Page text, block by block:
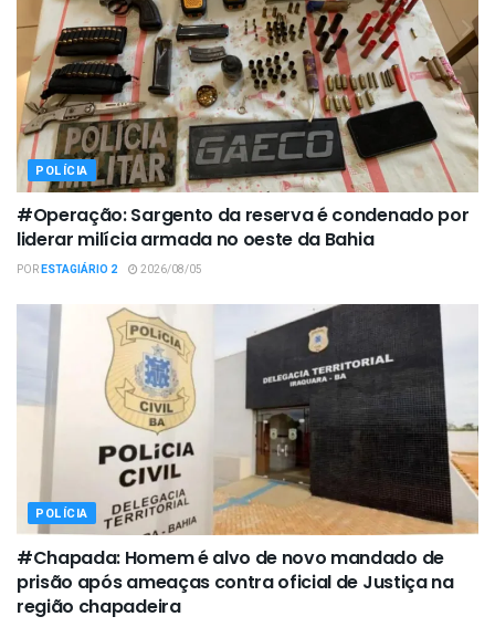
POLÍCIA
#Operação: Sargento da reserva é condenado por
liderar milícia armada no oeste da Bahia
PORESTAGIÁRIO 2 2026/08/05
POLÍCIA
#Chapada: Homem é alvo de novo mandado de
prisão após ameaças contra oficial de Justiça na
região chapadeira